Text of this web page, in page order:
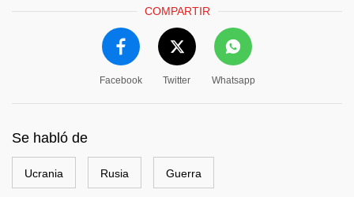
COMPARTIR
Facebook Twitter Whatsapp
Se habló de
Ucrania Rusia Guerra